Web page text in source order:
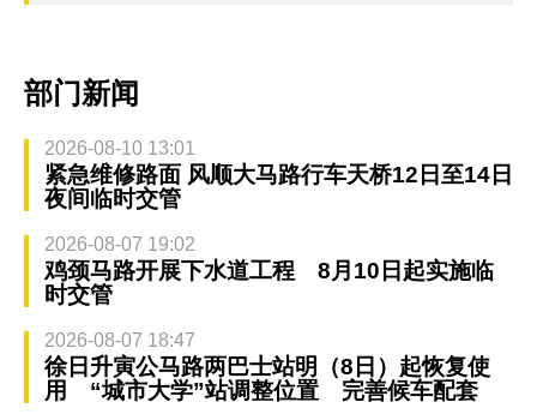
部门新闻
2026-08-10 13:01
紧急维修路面 风顺大马路行车天桥12日至14日
夜间临时交管
2026-08-07 19:02
鸡颈马路开展下水道工程 8月10日起实施临
时交管
2026-08-07 18:47
徐日升寅公马路两巴士站明（8日）起恢复使
用 “城市大学”站调整位置 完善候车配套